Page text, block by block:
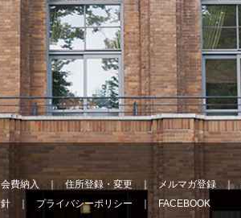
会費納入 住所登録・変更 メルマガ登録
プライバシーポリシー FACEBOOK